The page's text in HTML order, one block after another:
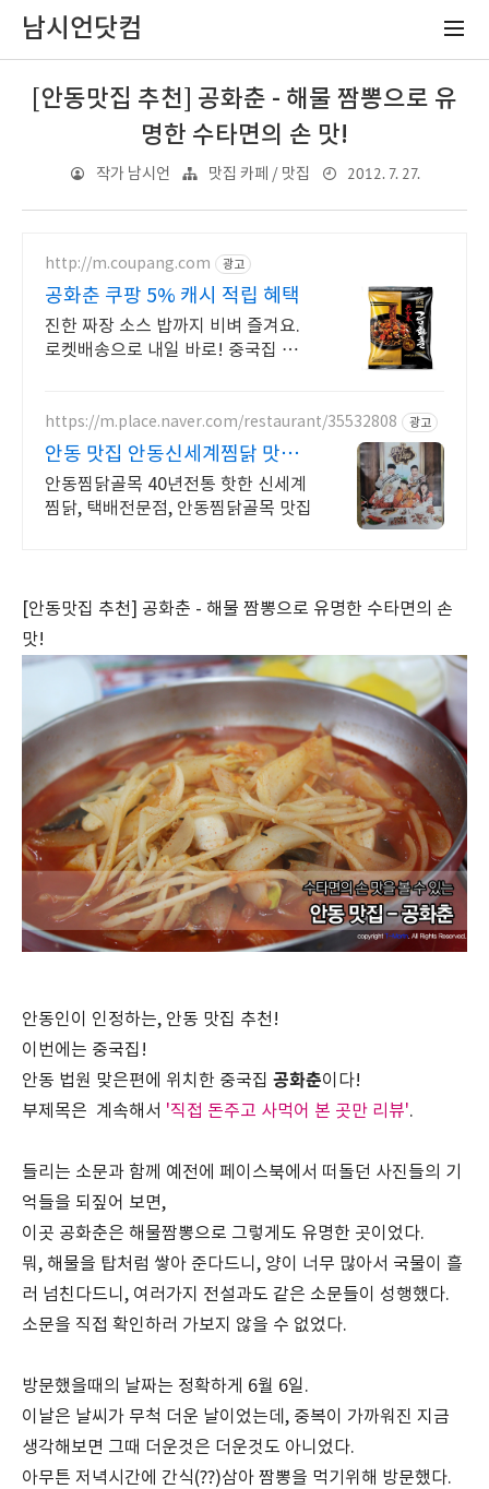
남시언닷컴
[안동맛집 추천] 공화춘 - 해물 짬뽕으로 유
명한 수타면의 손 맛!
작가 남시언 맛집 카페 / 맛집 2012. 7. 27.
http://m.coupang.com 광고
공화춘 쿠팡 5% 캐시 적립 혜택
진한 짜장 소스 밥까지 비벼 즐겨요.
로켓배송으로 내일 바로! 중국집 맛
https://m.place.naver.com/restaurant/35532808 광고
안동 맛집 안동신세계찜닭 맛있
는녀석들 치킨랩소디 방영
안동찜닭골목 40년전통 핫한 신세계
찜닭, 택배전문점, 안동찜닭골목 맛집
[안동맛집 추천] 공화춘 - 해물 짬뽕으로 유명한 수타면의 손
맛!
안동인이 인정하는, 안동 맛집 추천!
이번에는 중국집!
안동 법원 맞은편에 위치한 중국집 공화춘이다!
부제목은 계속해서 '직접 돈주고 사먹어 본 곳만 리뷰'.
들리는 소문과 함께 예전에 페이스북에서 떠돌던 사진들의 기
억들을 되짚어 보면,
이곳 공화춘은 해물짬뽕으로 그렇게도 유명한 곳이었다.
뭐, 해물을 탑처럼 쌓아 준다드니, 양이 너무 많아서 국물이 흘
러 넘친다드니, 여러가지 전설과도 같은 소문들이 성행했다.
소문을 직접 확인하러 가보지 않을 수 없었다.
방문했을때의 날짜는 정확하게 6월 6일.
이날은 날씨가 무척 더운 날이었는데, 중복이 가까워진 지금
생각해보면 그때 더운것은 더운것도 아니었다.
아무튼 저녁시간에 간식(??)삼아 짬뽕을 먹기위해 방문했다.